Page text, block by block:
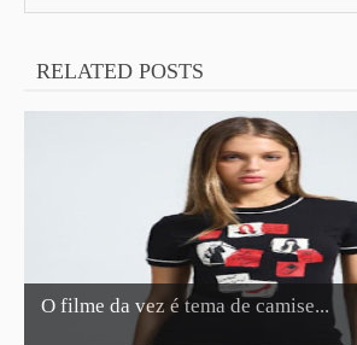
RELATED POSTS
O filme da vez é tema de camise...